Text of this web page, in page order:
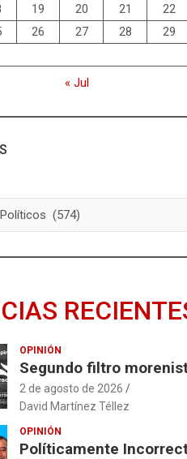
19 20 21 22
26 27 28 29
« Jul
OPINIÓN
Segundo filtro
2 de agosto de 2026
David Martínez Téllez
OPINIÓN
Políticamente